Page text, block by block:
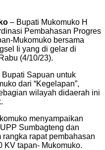
– Bupati Mukomuko H
Pembahasan Progres
Mukomuko bersama
Ii yang di gelar di
(4/10/23).
Sapuan untuk
dari “Kegelapan”,
wilayah didaerah ini
menyampaikan
Sumbagteng dan
rapat pembahasan
KV tapan- Mukomuko.